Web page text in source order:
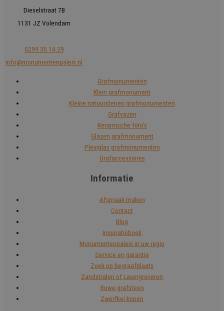
Dieselstraat 7B
1131 JZ Volendam
0299 35 14 29
info@monumentenpaleis.nl
Grafmonumenten
Klein grafmonument
Kleine natuurstenen grafmonumenten
Grafvazen
Keramische foto's
Glazen grafmonument
Plexiglas grafmonumenten
Grafaccessoires
Informatie
Afspraak maken
Contact
Blog
Inspiratieboek
Monumentenpaleis in uw regio
Service en garantie
Zoek op begraafplaats
Zandstralen of Lasergraveren
Ruwe grafsteen
Zwerfkei kopen